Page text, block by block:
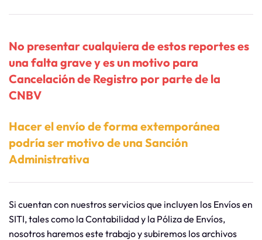
No presentar cualquiera de estos reportes es
una falta grave y es un motivo para
Cancelación de Registro por parte de la
CNBV
Hacer el envío de forma extemporánea
podría ser motivo de una Sanción
Administrativa
Si cuentan con nuestros servicios que incluyen los Envíos en
SITI, tales como la Contabilidad y la Póliza de Envíos,
nosotros haremos este trabajo y subiremos los archivos